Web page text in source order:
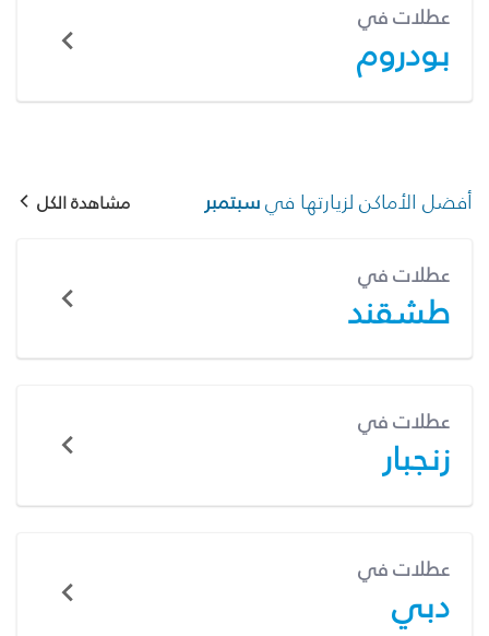
عطلات في
بودروم
أفضل الأماكن لزيارتها فيسبتمبر مشاهدة الكل
عطلات في
طشقند
عطلات في
زنجبار
عطلات في
دبي